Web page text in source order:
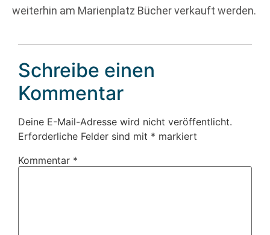
weiterhin am Marienplatz Bücher verkauft werden.
Schreibe einen
Kommentar
Deine E-Mail-Adresse wird nicht veröffentlicht.
Erforderliche Felder sind mit * markiert
Kommentar *